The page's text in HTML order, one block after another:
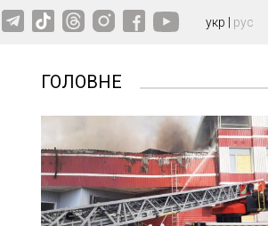
укр рус
ГОЛОВНЕ